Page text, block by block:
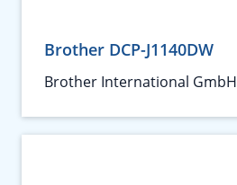
Brother DCP-J1140DW
Brother International GmbH